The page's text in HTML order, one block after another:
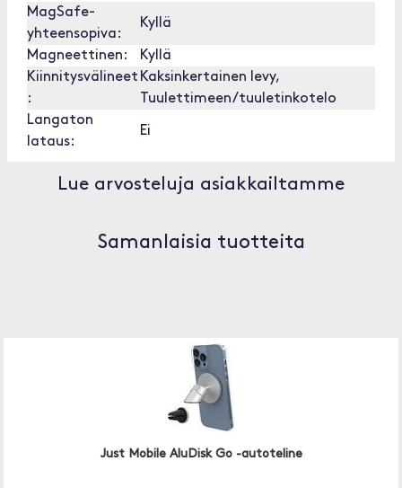
MagSafe-
yhteensopiva:
Kyllä
Magneettinen:
Kyllä
Kiinnitysvälineet
:
Kaksinkertainen levy,
Tuulettimeen/tuuletinkotelo
Langaton
lataus:
Ei
Lue arvosteluja asiakkailtamme
Samanlaisia tuotteita
Just Mobile AluDisk Go -autoteline